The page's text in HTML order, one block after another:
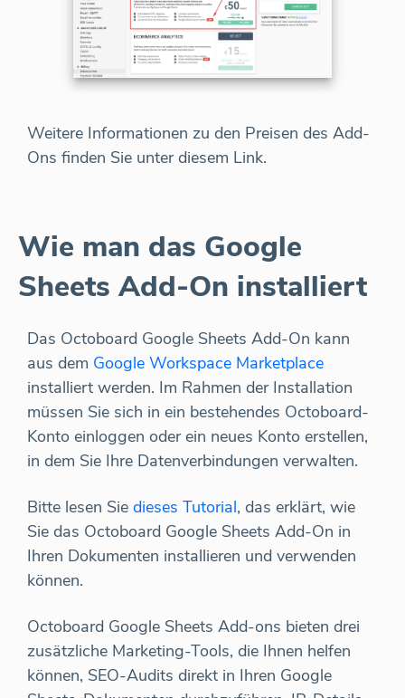
Weitere Informationen zu den Preisen des Add-
Ons finden Sie unter diesem Link.
Wie man das Google
Sheets Add-On installiert
Das Octoboard Google Sheets Add-On kann
aus dem Google Workspace Marketplace
installiert werden. Im Rahmen der Installation
müssen Sie sich in ein bestehendes Octoboard-
Konto einloggen oder ein neues Konto erstellen,
in dem Sie Ihre Datenverbindungen verwalten.
Bitte lesen Sie dieses Tutorial, das erklärt, wie
Sie das Octoboard Google Sheets Add-On in
Ihren Dokumenten installieren und verwenden
können.
Octoboard Google Sheets Add-ons bieten drei
zusätzliche Marketing-Tools, die Ihnen helfen
können, SEO-Audits direkt in Ihren Google